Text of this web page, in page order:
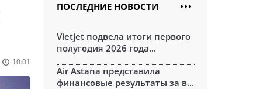
10:01
ПОСЛЕДНИЕ НОВОСТИ
Vietjet подвела итоги первого
полугодия 2026 года...
Air Astana представила
финансовые результаты за в...